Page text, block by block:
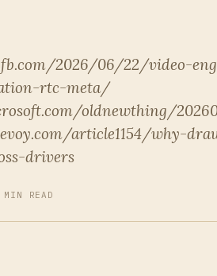
2026/06/22/video-
rtc-meta/
oldnewthing/
article1154/why-
drivers
READ